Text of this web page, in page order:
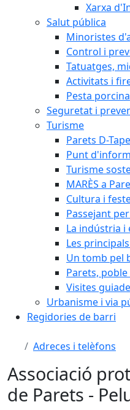
Xarxa
Salut pública
Minoristes
Control i
Tatuatges,
Activitats i
Pesta porcina
Seguretat i
Turisme
Parets D-
Punt
Turisme
MARÈS a
Cultura i
Passejant
La indústria i
Les
Un tomb pel
Parets,
Visites
Urbanisme i via
Regidories de barri
Adreces i telèfons
Associació
de Parets -